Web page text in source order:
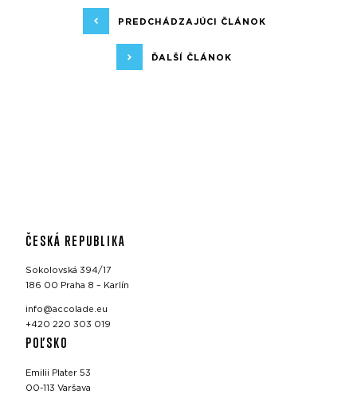
PREDCHÁDZAJÚCI ČLÁNOK
ĎALŠÍ ČLÁNOK
ČESKÁ REPUBLIKA
Sokolovská 394/17
186 00 Praha 8 – Karlín
info@accolade.eu
+420 220 303 019
POĽSKO
Emilii Plater 53
00-113 Varšava